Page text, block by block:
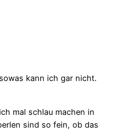
kann ich gar nicht.
mal schlau machen in
sind so fein, ob das